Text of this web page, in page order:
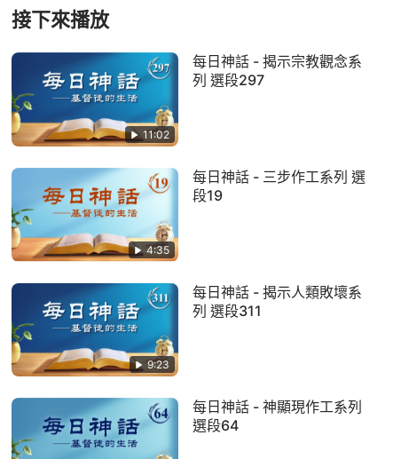
接下來播放
11:02
每日神話 - 揭示宗教觀念系
列 選段297
4:35
每日神話 - 三步作工系列 選
段19
9:23
每日神話 - 揭示人類敗壞系
列 選段311
每日神話 - 神顯現作工系列
選段64